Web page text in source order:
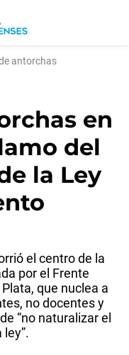
antorchas
en
del
la Ley
el centro de la
por el Frente
que nuclea a
no docentes y
“no naturalizar el